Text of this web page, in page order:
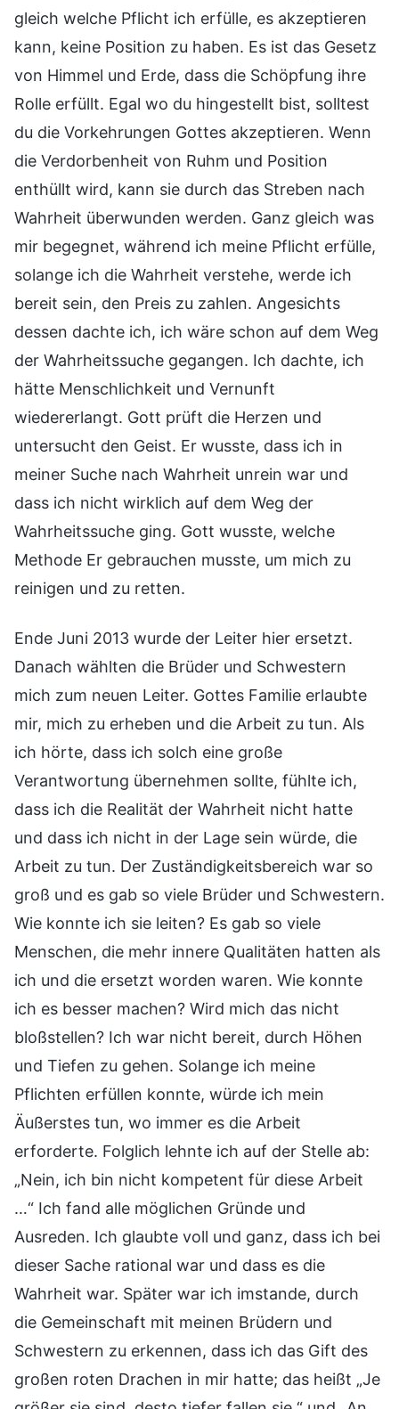
gleich welche Pflicht ich erfülle, es akzeptieren
kann, keine Position zu haben. Es ist das Gesetz
von Himmel und Erde, dass die Schöpfung ihre
Rolle erfüllt. Egal wo du hingestellt bist, solltest
du die Vorkehrungen Gottes akzeptieren. Wenn
die Verdorbenheit von Ruhm und Position
enthüllt wird, kann sie durch das Streben nach
Wahrheit überwunden werden. Ganz gleich was
mir begegnet, während ich meine Pflicht erfülle,
solange ich die Wahrheit verstehe, werde ich
bereit sein, den Preis zu zahlen. Angesichts
dessen dachte ich, ich wäre schon auf dem Weg
der Wahrheitssuche gegangen. Ich dachte, ich
hätte Menschlichkeit und Vernunft
wiedererlangt. Gott prüft die Herzen und
untersucht den Geist. Er wusste, dass ich in
meiner Suche nach Wahrheit unrein war und
dass ich nicht wirklich auf dem Weg der
Wahrheitssuche ging. Gott wusste, welche
Methode Er gebrauchen musste, um mich zu
reinigen und zu retten.
Ende Juni 2013 wurde der Leiter hier ersetzt.
Danach wählten die Brüder und Schwestern
mich zum neuen Leiter. Gottes Familie erlaubte
mir, mich zu erheben und die Arbeit zu tun. Als
ich hörte, dass ich solch eine große
Verantwortung übernehmen sollte, fühlte ich,
dass ich die Realität der Wahrheit nicht hatte
und dass ich nicht in der Lage sein würde, die
Arbeit zu tun. Der Zuständigkeitsbereich war so
groß und es gab so viele Brüder und Schwestern.
Wie konnte ich sie leiten? Es gab so viele
Menschen, die mehr innere Qualitäten hatten als
ich und die ersetzt worden waren. Wie konnte
ich es besser machen? Wird mich das nicht
bloßstellen? Ich war nicht bereit, durch Höhen
und Tiefen zu gehen. Solange ich meine
Pflichten erfüllen konnte, würde ich mein
Äußerstes tun, wo immer es die Arbeit
erforderte. Folglich lehnte ich auf der Stelle ab:
„Nein, ich bin nicht kompetent für diese Arbeit
…“ Ich fand alle möglichen Gründe und
Ausreden. Ich glaubte voll und ganz, dass ich bei
dieser Sache rational war und dass es die
Wahrheit war. Später war ich imstande, durch
die Gemeinschaft mit meinen Brüdern und
Schwestern zu erkennen, dass ich das Gift des
großen roten Drachen in mir hatte; das heißt „Je